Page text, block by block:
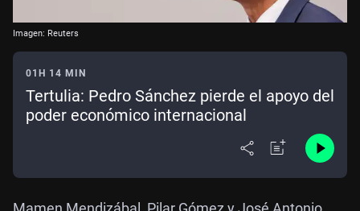
Imagen: Reuters
01H 14 MIN
Tertulia: Pedro Sánchez pierde el apoyo del
poder económico internacional